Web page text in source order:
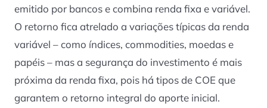
emitido por bancos e combina renda fixa e variável.
O retorno fica atrelado a variações típicas da renda
variável – como índices, commodities, moedas e
papéis – mas a segurança do investimento é mais
próxima da renda fixa, pois há tipos de COE que
garantem o retorno integral do aporte inicial.